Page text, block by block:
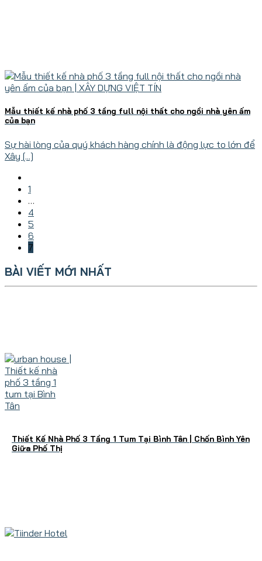
Mẫu thiết kế nhà phố 3 tầng full nội thất cho ngồi nhà yên ấm
của bạn
Sự hài lòng của quý khách hàng chính là động lực to lớn để
Xây [...]
1
…
4
5
6
7
BÀI VIẾT MỚI NHẤT
Thiết Kế Nhà Phố 3 Tầng 1 Tum Tại Bình Tân | Chốn Bình Yên
Giữa Phố Thị